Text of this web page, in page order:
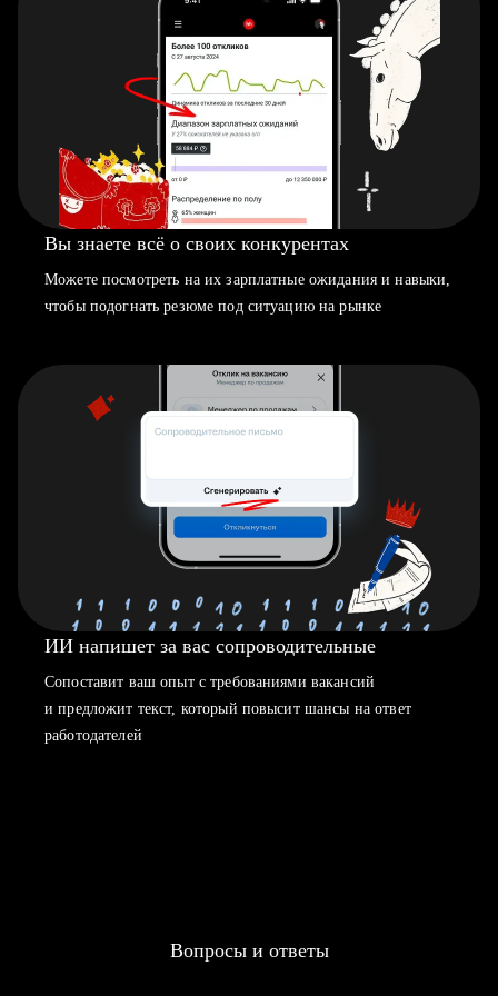
Вы знаете всё о своих конкурентах
Можете посмотреть на их зарплатные ожидания и навыки,
чтобы подогнать резюме под ситуацию на рынке
ИИ напишет за вас сопроводительные
Сопоставит ваш опыт с требованиями вакансий
и предложит текст, который повысит шансы на ответ
работодателей
Вопросы и ответы